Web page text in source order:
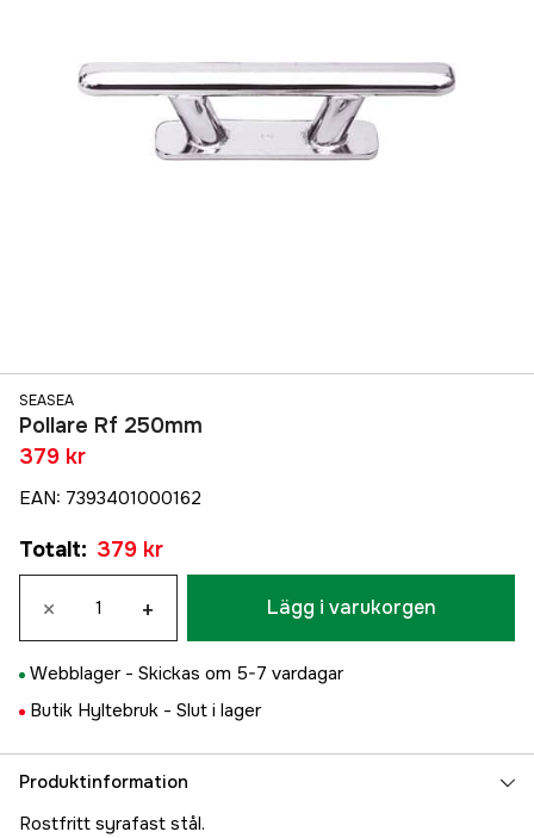
SEASEA
Pollare Rf 250mm
379 kr
EAN: 7393401000162
Totalt: 379 kr
× + Lägg i varukorgen
Webblager - Skickas om 5-7 vardagar
Butik Hyltebruk - Slut i lager
Produktinformation
Rostfritt syrafast stål.